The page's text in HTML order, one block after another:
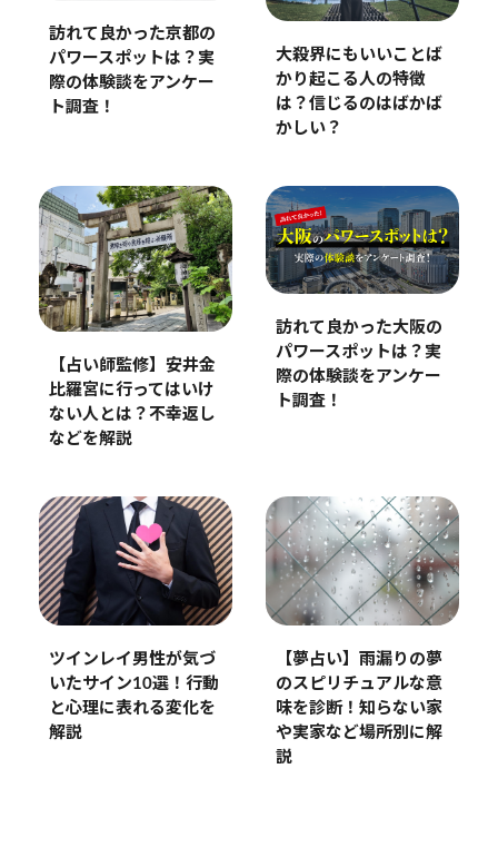
訪れて良かった京都の
パワースポットは？実
際の体験談をアンケー
ト調査！
大殺界にもいいことば
かり起こる人の特徴
は？信じるのはばかば
かしい？
【占い師監修】安井金
比羅宮に行ってはいけ
ない人とは？不幸返し
などを解説
訪れて良かった大阪の
パワースポットは？実
際の体験談をアンケー
ト調査！
ツインレイ男性が気づ
いたサイン10選！行動
と心理に表れる変化を
解説
【夢占い】雨漏りの夢
のスピリチュアルな意
味を診断！知らない家
や実家など場所別に解
説